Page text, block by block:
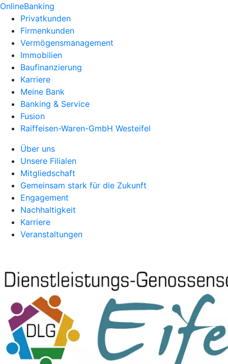
OnlineBanking
Privatkunden
Firmenkunden
Vermögensmanagement
Immobilien
Baufinanzierung
Karriere
Meine Bank
Banking & Service
Fusion
Raiffeisen-Waren-GmbH Westeifel
Über uns
Unsere Filialen
Mitgliedschaft
Gemeinsam stark für die Zukunft
Engagement
Nachhaltigkeit
Karriere
Veranstaltungen